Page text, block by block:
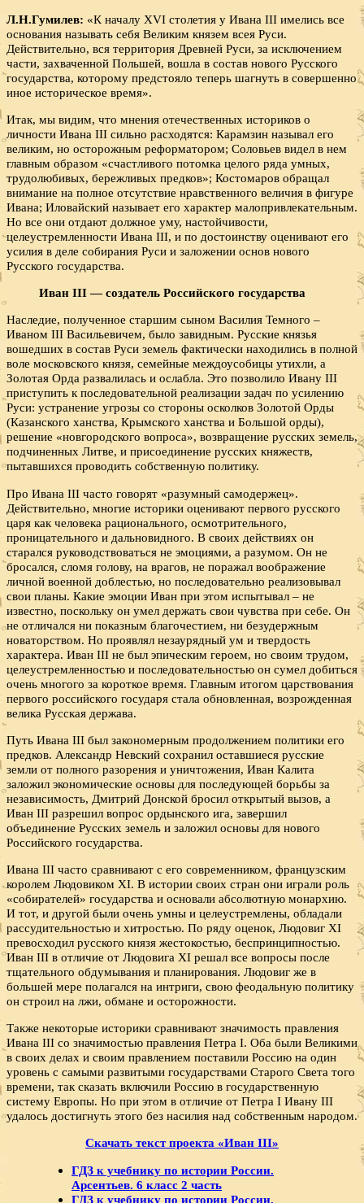
Л.Н.Гумилев: «К началу XVI столетия у Ивана III имелись все
основания называть себя Великим князем всея Руси.
Действительно, вся территория Древней Руси, за исключением
части, захваченной Польшей, вошла в состав нового Русского
государства, которому предстояло теперь шагнуть в совершенно
иное историческое время».
Итак, мы видим, что мнения отечественных историков о
личности Ивана III сильно расходятся: Карамзин называл его
великим, но осторожным реформатором; Соловьев видел в нем
главным образом «счастливого потомка целого ряда умных,
трудолюбивых, бережливых предков»; Костомаров обращал
внимание на полное отсутствие нравственного величия в фигуре
Ивана; Иловайский называет его характер малопривлекательным.
Но все они отдают должное уму, настойчивости,
целеустремленности Ивана III, и по достоинству оценивают его
усилия в деле собирания Руси и заложении основ нового
Русского государства.
Иван III — создатель Российского государства
Наследие, полученное старшим сыном Василия Темного –
Иваном III Васильевичем, было завидным. Русские князья
вошедших в состав Руси земель фактически находились в полной
воле московского князя, семейные междоусобицы утихли, а
Золотая Орда развалилась и ослабла. Это позволило Ивану III
приступить к последовательной реализации задач по усилению
Руси: устранение угрозы со стороны осколков Золотой Орды
(Казанского ханства, Крымского ханства и Большой орды),
решение «новгородского вопроса», возвращение русских земель,
подчиненных Литве, и присоединение русских княжеств,
пытавшихся проводить собственную политику.
Про Ивана III часто говорят «разумный самодержец».
Действительно, многие историки оценивают первого русского
царя как человека рационального, осмотрительного,
проницательного и дальновидного. В своих действиях он
старался руководствоваться не эмоциями, а разумом. Он не
бросался, сломя голову, на врагов, не поражал воображение
личной военной доблестью, но последовательно реализовывал
свои планы. Какие эмоции Иван при этом испытывал – не
известно, поскольку он умел держать свои чувства при себе. Он
не отличался ни показным благочестием, ни безудержным
новаторством. Но проявлял незаурядный ум и твердость
характера. Иван III не был эпическим героем, но своим трудом,
целеустремленностью и последовательностью он сумел добиться
очень многого за короткое время. Главным итогом царствования
первого российского государя стала обновленная, возрожденная
велика Русская держава.
Путь Ивана III был закономерным продолжением политики его
предков. Александр Невский сохранил оставшиеся русские
земли от полного разорения и уничтожения, Иван Калита
заложил экономические основы для последующей борьбы за
независимость, Дмитрий Донской бросил открытый вызов, а
Иван III разрешил вопрос ордынского ига, завершил
объединение Русских земель и заложил основы для нового
Российского государства.
Ивана III часто сравнивают с его современником, французским
королем Людовиком XI. В истории своих стран они играли роль
«собирателей» государства и основали абсолютную монархию.
И тот, и другой были очень умны и целеустремлены, обладали
рассудительностью и хитростью. По ряду оценок, Людовиг XI
превосходил русского князя жестокостью, беспринципностью.
Иван III в отличие от Людовига XI решал все вопросы после
тщательного обдумывания и планирования. Людовиг же в
большей мере полагался на интриги, свою феодальную политику
он строил на лжи, обмане и осторожности.
Также некоторые историки сравнивают значимость правления
Ивана III со значимостью правления Петра I. Оба были Великими
в своих делах и своим правлением поставили Россию на один
уровень с самыми развитыми государствами Старого Света того
времени, так сказать включили Россию в государственную
систему Европы. Но при этом в отличие от Петра I Ивану III
удалось достигнуть этого без насилия над собственным народом.
Скачать текст проекта «Иван III»
ГДЗ к учебнику по истории России.
Арсентьев. 6 класс 2 часть
ГДЗ к учебнику по истории России.